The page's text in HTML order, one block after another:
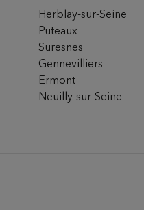
Herblay-sur-Seine
Puteaux
Suresnes
Gennevilliers
Ermont
Neuilly-sur-Seine